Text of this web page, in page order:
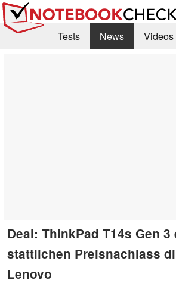
Tests News
Videos
Deal: ThinkPad T14s Gen 3
stattlichen Preisnachlass
Lenovo